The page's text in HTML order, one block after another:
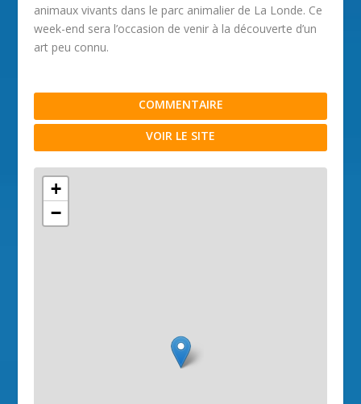
animaux vivants dans le parc animalier de La Londe. Ce
week-end sera l’occasion de venir à la découverte d’un
art peu connu.
COMMENTAIRE
VOIR LE SITE
+
−